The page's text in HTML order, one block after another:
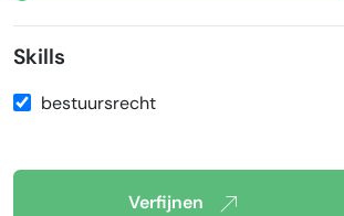
Skills
bestuursrecht
Verfijnen